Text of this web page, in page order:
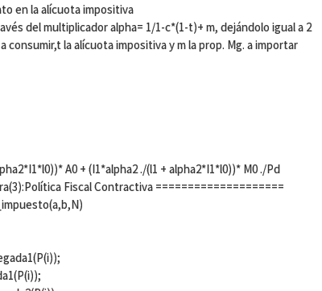
en la alícuota impositiva
del multiplicador alpha= 1/1-c*(1-t)+ m, dejándolo igual a 2
consumir,t la alícuota impositiva y m la prop. Mg. a importar
A0 + (I1*alpha2 ./(l1 + alpha2*I1*l0))* M0 ./Pd
Fiscal Contractiva ====================